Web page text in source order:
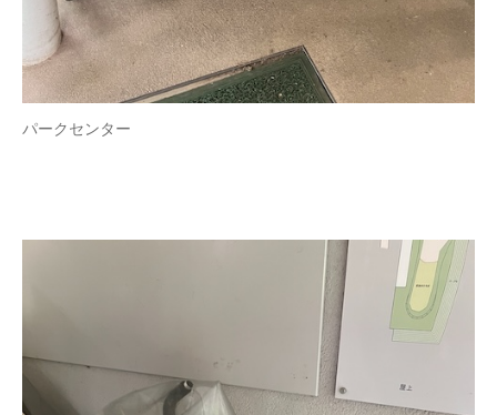
パークセンター